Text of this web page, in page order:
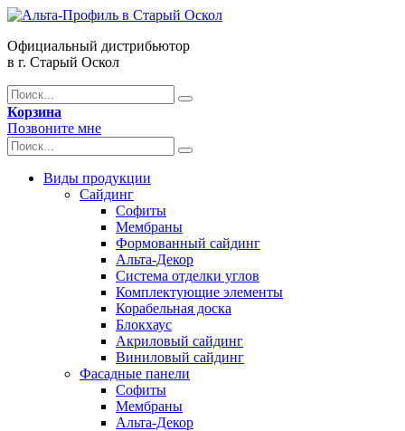
Официальный дистрибьютор
в г. Старый Оскол
Корзина
Позвоните мне
Виды продукции
Сайдинг
Софиты
Мембраны
Формованный сайдинг
Альта-Декор
Система отделки углов
Комплектующие элементы
Корабельная доска
Блокхаус
Акриловый сайдинг
Виниловый сайдинг
Фасадные панели
Софиты
Мембраны
Альта-Декор